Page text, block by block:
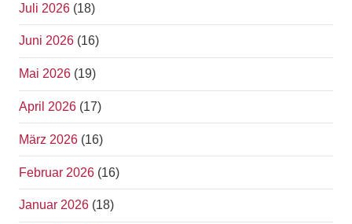
Juli 2026 (18)
Juni 2026 (16)
Mai 2026 (19)
April 2026 (17)
März 2026 (16)
Februar 2026 (16)
Januar 2026 (18)